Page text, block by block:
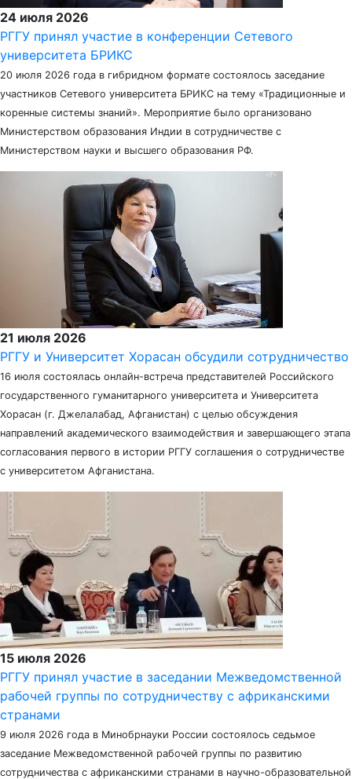
24 июля 2026
РГГУ принял участие в конференции Сетевого
университета БРИКС
20 июля 2026 года в гибридном формате состоялось заседание
участников Сетевого университета БРИКС на тему «Традиционные и
коренные системы знаний». Мероприятие было организовано
Министерством образования Индии в сотрудничестве с
Министерством науки и высшего образования РФ.
21 июля 2026
РГГУ и Университет Хорасан обсудили сотрудничество
16 июля состоялась онлайн-встреча представителей Российского
государственного гуманитарного университета и Университета
Хорасан (г. Джелалабад, Афганистан) с целью обсуждения
направлений академического взаимодействия и завершающего этапа
согласования первого в истории РГГУ соглашения о сотрудничестве
с университетом Афганистана.
15 июля 2026
РГГУ принял участие в заседании Межведомственной
рабочей группы по сотрудничеству с африканскими
странами
9 июля 2026 года в Минобрнауки России состоялось седьмое
заседание Межведомственной рабочей группы по развитию
сотрудничества с африканскими странами в научно-образовательной